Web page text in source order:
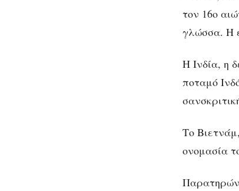
τον 16ο
γλώσσα. Η
Η Ινδία, η
ποταμό
Το
ονομασία